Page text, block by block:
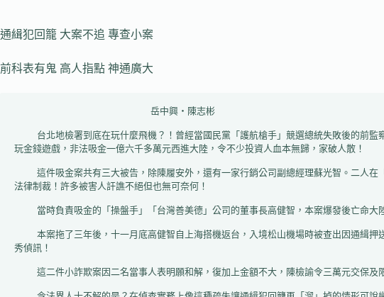
通緝犯回籠 大案不追 專查小案
前科表有鬼 高人指點 神通廣大
玩金錢遊戲，非法吸金一億六千多萬元西進大陸，令不少投資人血本無歸，家破人散！
法律制裁！許多被害人訐譙不絕但也無可奈何！
秀偵訊！